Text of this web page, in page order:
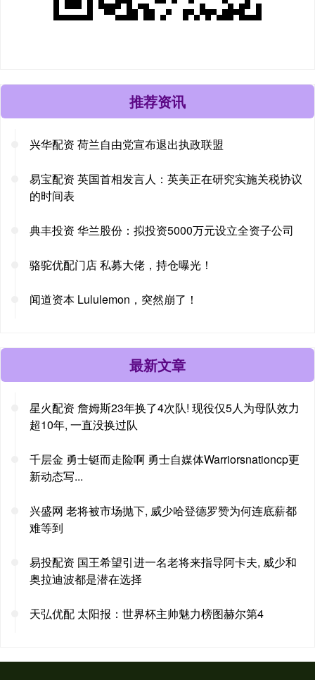
推荐资讯
兴华配资 荷兰自由党宣布退出执政联盟
易宝配资 英国首相发言人：英美正在研究实施关税协议
的时间表
典丰投资 华兰股份：拟投资5000万元设立全资子公司
骆驼优配门店 私募大佬，持仓曝光！
闻道资本 Lululemon，突然崩了！
最新文章
星火配资 詹姆斯23年换了4次队! 现役仅5人为母队效力
超10年, 一直没换过队
千层金 勇士铤而走险啊 勇士自媒体Warriorsnationcp更
新动态写...
兴盛网 老将被市场抛下, 威少哈登德罗赞为何连底薪都
难等到
易投配资 国王希望引进一名老将来指导阿卡夫, 威少和
奥拉迪波都是潜在选择
天弘优配 太阳报：世界杯主帅魅力榜图赫尔第4